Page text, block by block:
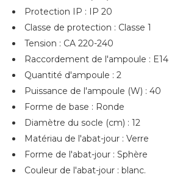
Protection IP : IP 20
Classe de protection : Classe 1
Tension : CA 220-240
Raccordement de l'ampoule : E14
Quantité d'ampoule : 2
Puissance de l'ampoule (W) : 40
Forme de base : Ronde
Diamètre du socle (cm) : 12
Matériau de l'abat-jour : Verre
Forme de l'abat-jour : Sphère
Couleur de l'abat-jour : blanc.